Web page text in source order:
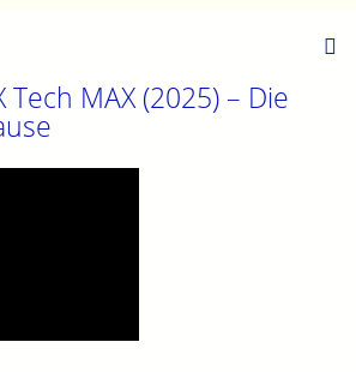
Tech MAX (2025) – Die